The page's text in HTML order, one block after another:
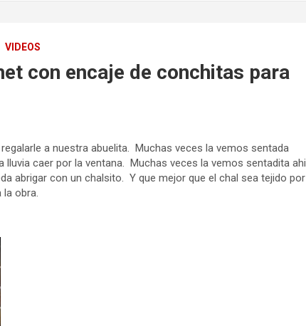
VIDEOS
con encaje de conchitas para
a nuestra abuelita. Muchas veces la vemos sentada
caer por la ventana. Muchas veces la vemos sentadita ahi
abrigar con un chalsito. Y que mejor que el chal sea tejido por
obra.